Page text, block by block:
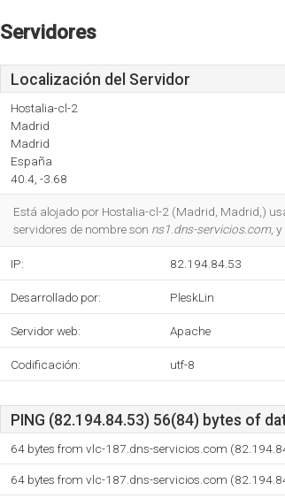
Servidores
Localización del Servidor
Hostalia-cl-2
Madrid
Madrid
España
40.4, -3.68
Está alojado por Hostalia-cl-2 (Madrid, Madrid,)
servidores de nombre son ns1.dns-servicios.com, y
IP: 82.194.84.53
Desarrollado por: PleskLin
Servidor web: Apache
Codificación: utf-8
PING (82.194.84.53) 56(84) bytes of
64 bytes from vlc-187.dns-servicios.com
64 bytes from vlc-187.dns-servicios.com